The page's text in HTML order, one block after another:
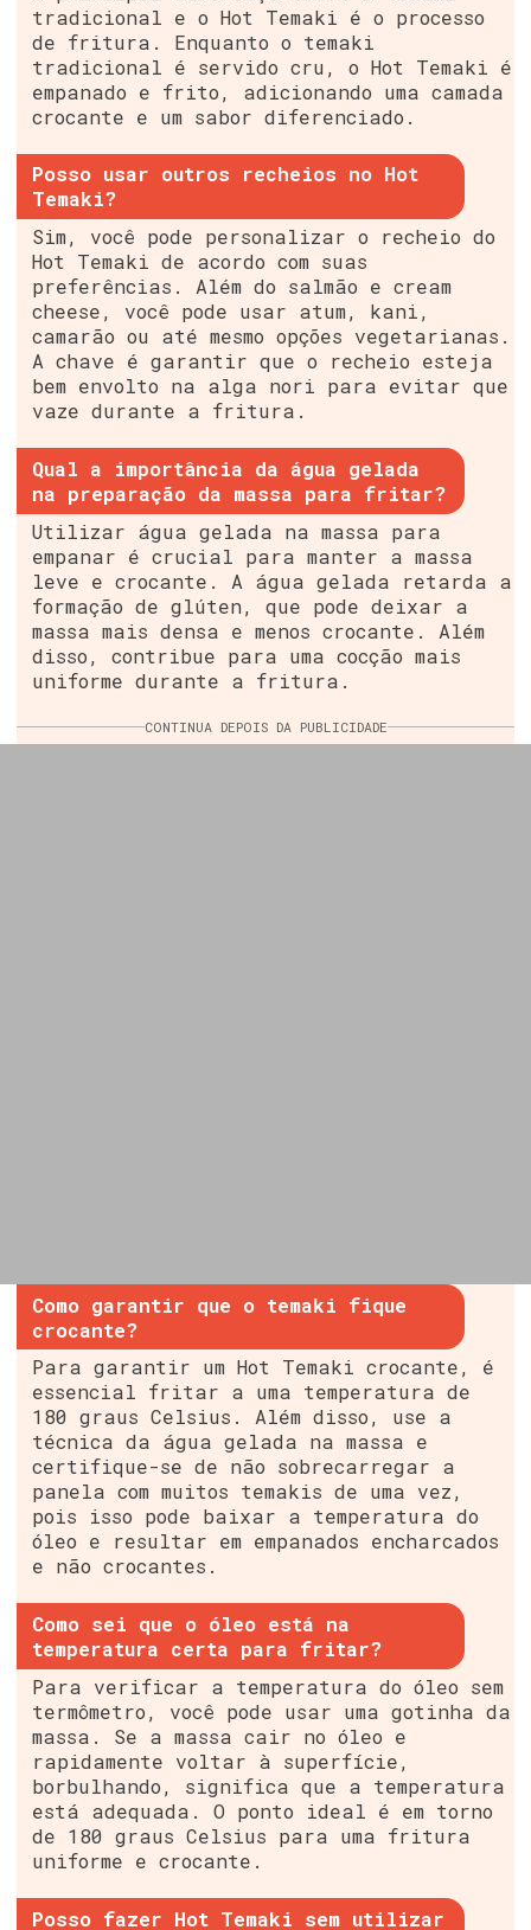
tradicional e o Hot Temaki é o processo
de fritura. Enquanto o temaki
tradicional é servido cru, o Hot Temaki é
empanado e frito, adicionando uma camada
crocante e um sabor diferenciado.
Posso usar outros recheios no Hot
Temaki?
Sim, você pode personalizar o recheio do
Hot Temaki de acordo com suas
preferências. Além do salmão e cream
cheese, você pode usar atum, kani,
camarão ou até mesmo opções vegetarianas.
A chave é garantir que o recheio esteja
bem envolto na alga nori para evitar que
vaze durante a fritura.
Qual a importância da água gelada
na preparação da massa para fritar?
Utilizar água gelada na massa para
empanar é crucial para manter a massa
leve e crocante. A água gelada retarda a
formação de glúten, que pode deixar a
massa mais densa e menos crocante. Além
disso, contribue para uma cocção mais
uniforme durante a fritura.
CONTINUA DEPOIS DA PUBLICIDADE
Como garantir que o temaki fique
crocante?
Para garantir um Hot Temaki crocante, é
essencial fritar a uma temperatura de
180 graus Celsius. Além disso, use a
técnica da água gelada na massa e
certifique-se de não sobrecarregar a
panela com muitos temakis de uma vez,
pois isso pode baixar a temperatura do
óleo e resultar em empanados encharcados
e não crocantes.
Como sei que o óleo está na
temperatura certa para fritar?
Para verificar a temperatura do óleo sem
termômetro, você pode usar uma gotinha da
massa. Se a massa cair no óleo e
rapidamente voltar à superfície,
borbulhando, significa que a temperatura
está adequada. O ponto ideal é em torno
de 180 graus Celsius para uma fritura
uniforme e crocante.
Posso fazer Hot Temaki sem utilizar